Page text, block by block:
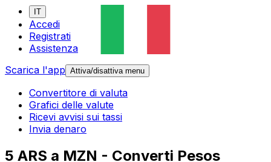
IT
Accedi
Registrati
Assistenza
Scarica l'app Attiva/disattiva menu
Convertitore di valuta
Grafici delle valute
Ricevi avvisi sui tassi
Invia denaro
5 ARS a MZN - Converti Pesos